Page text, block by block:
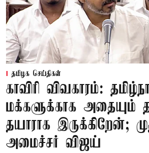
தமிழக செய்திகள்
காவிரி விவகாரம்:
மக்களுக்காக அதையும்
தயாராக இருக்கிறேன்;
அமைச்சர் விஜய்